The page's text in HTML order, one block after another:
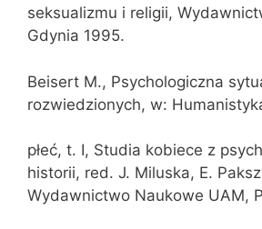
seksualizmu i religii,
Gdynia 1995.
Beisert M., Psychologiczna
rozwiedzionych, w:
płeć, t. I, Studia kobiece z
historii, red. J. Miluska, E.
Wydawnictwo Naukowe UAM,